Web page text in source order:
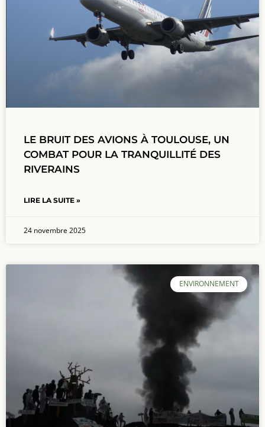
LE BRUIT DES AVIONS À TOULOUSE, UN
COMBAT POUR LA TRANQUILLITÉ DES
RIVERAINS
LIRE LA SUITE »
24 novembre 2025
ENVIRONNEMENT